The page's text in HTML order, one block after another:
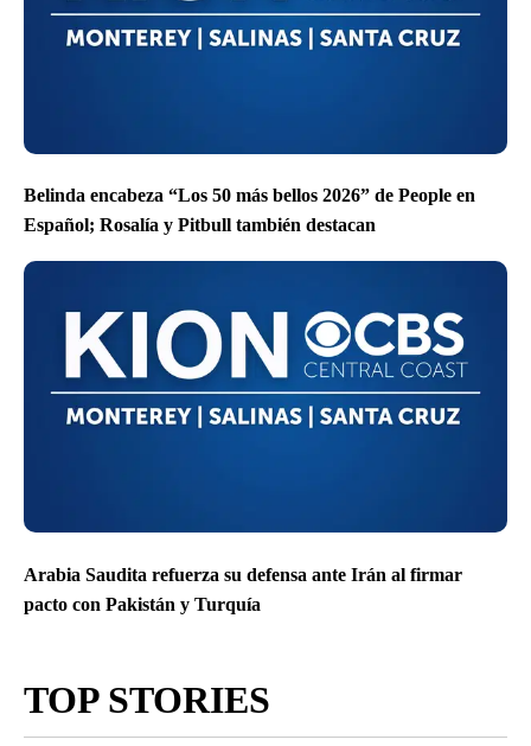
Belinda encabeza “Los 50 más bellos 2026” de People en
Español; Rosalía y Pitbull también destacan
Arabia Saudita refuerza su defensa ante Irán al firmar
pacto con Pakistán y Turquía
TOP STORIES